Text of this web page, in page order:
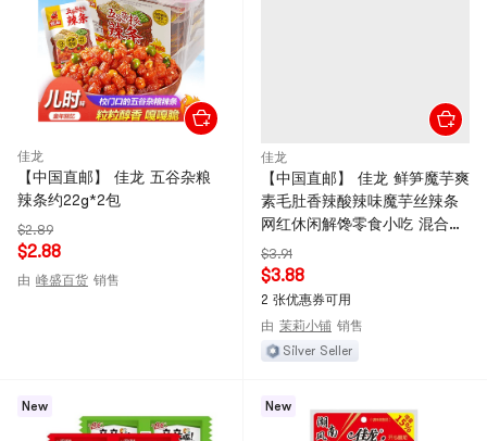
佳龙
【中国直邮】 佳龙 五谷杂粮
辣条约22g*2包
$2.89
$2.88
由 峰盛百货 销售
佳龙
【中国直邮】 佳龙 鲜笋魔芋爽
素毛肚香辣酸辣味魔芋丝辣条
网红休闲解馋零食小吃 混合味
20g*4包
$3.91
$3.88
2 张优惠券可用
由 茉莉小铺 销售
Silver Seller
New New